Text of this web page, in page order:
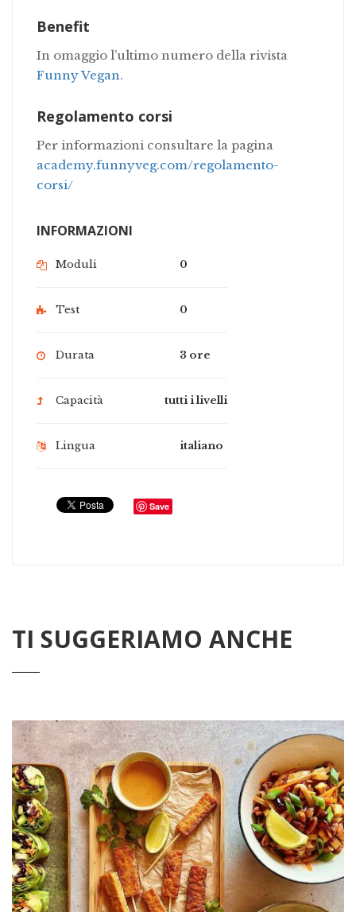
Benefit
In omaggio l’ultimo numero della rivista
Funny Vegan.
Regolamento corsi
Per informazioni consultare la pagina
academy.funnyveg.com/regolamento-
corsi/
INFORMAZIONI
Moduli 0
Test 0
Durata 3 ore
Capacità tutti i livelli
Lingua italiano
Save
TI SUGGERIAMO ANCHE